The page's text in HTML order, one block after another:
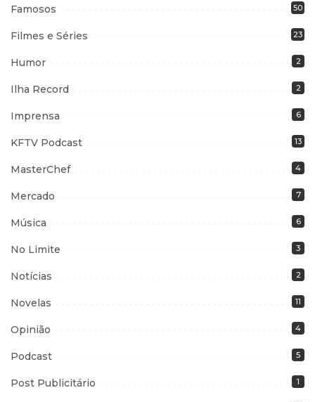
Famosos 50
Filmes e Séries 23
Humor 2
Ilha Record 2
Imprensa 6
KFTV Podcast 13
MasterChef 4
Mercado 7
Música 6
No Limite 3
Notícias 2
Novelas 11
Opinião 4
Podcast 5
Post Publicitário 1